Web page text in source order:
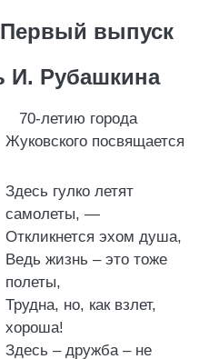
выпуск
И. Рубашкина
70-летию города
Жуковского посвящается
Здесь гулко летят
самолеты, —
Откликнется эхом душа,
Ведь жизнь – это тоже
полеты,
Трудна, но, как взлет,
хороша!
Здесь – дружба – не